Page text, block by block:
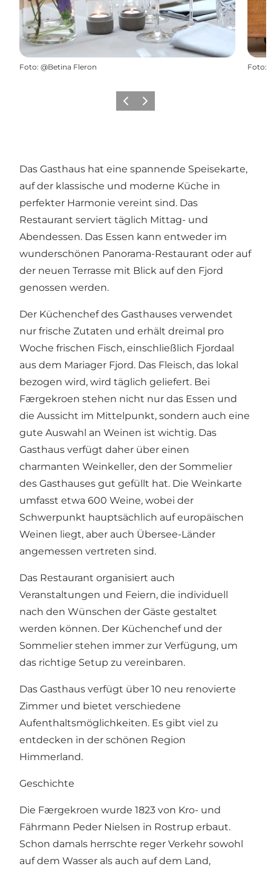
Foto: @Betina Fleron Foto:
Vorherige Folie
Nächste Folie
Das Gasthaus hat eine spannende Speisekarte,
auf der klassische und moderne Küche in
perfekter Harmonie vereint sind. Das
Restaurant serviert täglich Mittag- und
Abendessen. Das Essen kann entweder im
wunderschönen Panorama-Restaurant oder auf
der neuen Terrasse mit Blick auf den Fjord
genossen werden.
Der Küchenchef des Gasthauses verwendet
nur frische Zutaten und erhält dreimal pro
Woche frischen Fisch, einschließlich Fjordaal
aus dem Mariager Fjord. Das Fleisch, das lokal
bezogen wird, wird täglich geliefert. Bei
Færgekroen stehen nicht nur das Essen und
die Aussicht im Mittelpunkt, sondern auch eine
gute Auswahl an Weinen ist wichtig. Das
Gasthaus verfügt daher über einen
charmanten Weinkeller, den der Sommelier
des Gasthauses gut gefüllt hat. Die Weinkarte
umfasst etwa 600 Weine, wobei der
Schwerpunkt hauptsächlich auf europäischen
Weinen liegt, aber auch Übersee-Länder
angemessen vertreten sind.
Das Restaurant organisiert auch
Veranstaltungen und Feiern, die individuell
nach den Wünschen der Gäste gestaltet
werden können. Der Küchenchef und der
Sommelier stehen immer zur Verfügung, um
das richtige Setup zu vereinbaren.
Das Gasthaus verfügt über 10 neu renovierte
Zimmer und bietet verschiedene
Aufenthaltsmöglichkeiten. Es gibt viel zu
entdecken in der schönen Region
Himmerland.
Geschichte
Die Færgekroen wurde 1823 von Kro- und
Fährmann Peder Nielsen in Rostrup erbaut.
Schon damals herrschte reger Verkehr sowohl
auf dem Wasser als auch auf dem Land,